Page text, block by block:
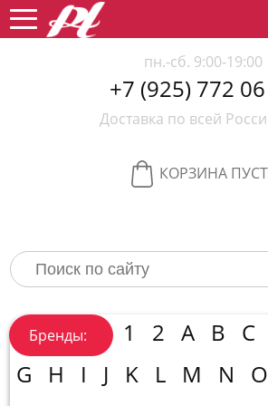
пн.-сб. 9:00-19:00
+7 (925) 772 06
Доставка по всей
КОРЗИНА
Бренды: 1 2 A B C
G
H I J K L M N O
Женский
парфюм
Мужской
парфюм
Селективный
косметика
Новинки
Хиты
продаж
Спецпредложение